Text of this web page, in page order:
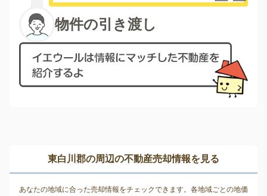
物件の引き渡し
東白川郡の周辺の不動産売却情報を見る
あなたの地域に合った売却情報をチェックできます。各地域ごとの地価